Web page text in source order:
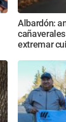
Albardón:
extremar